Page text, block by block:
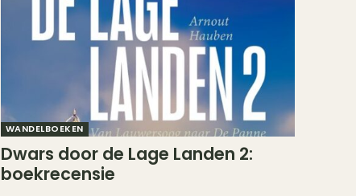
WANDELBOEKEN
Dwars door de Lage Landen 2:
boekrecensie